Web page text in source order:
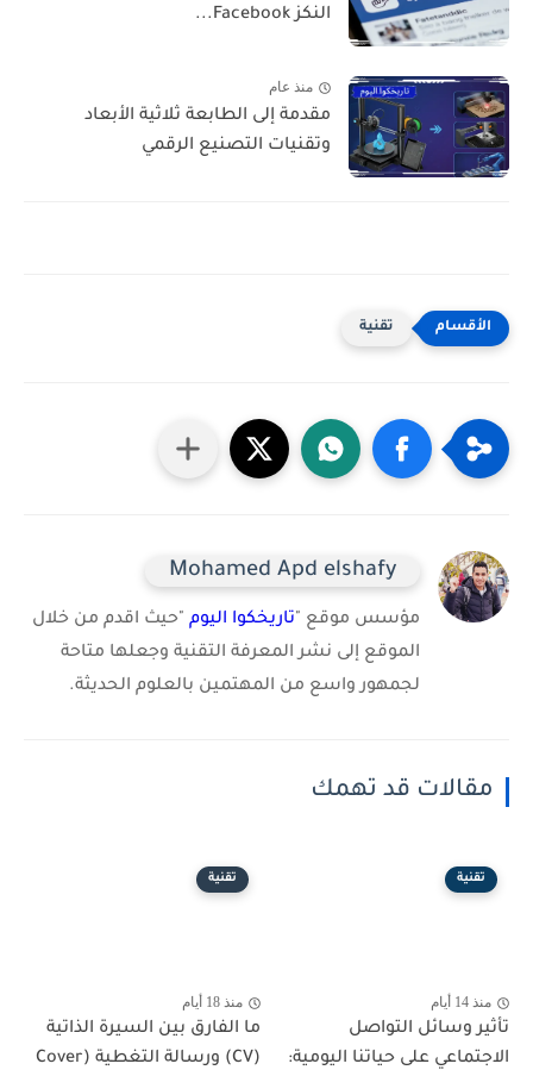
النكز Facebook...
منذ عام
مقدمة إلى الطابعة ثلاثية الأبعاد
وتقنيات التصنيع الرقمي
تقنية
Mohamed Apd elshafy
مؤسس موقع "تاريخكوا اليوم "حيث اقدم من خلال
الموقع إلى نشر المعرفة التقنية وجعلها متاحة
لجمهور واسع من المهتمين بالعلوم الحديثة.
مقالات قد تهمك
تقنية
منذ 14 أيام
تأثير وسائل التواصل
الاجتماعي على حياتنا اليومية:
تقنية
منذ 18 أيام
ما الفارق بين السيرة الذاتية
(CV) ورسالة التغطية (Cover